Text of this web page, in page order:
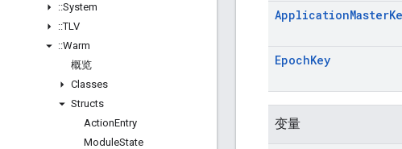
::System
::TLV
::Warm
概览
Classes
Structs
ActionEntry
ModuleState
ApplicationMaster
EpochKey
变量